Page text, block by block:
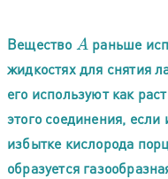
Вещество A раньше
жидкостях для снятия
его используют как
этого соединения,
избытке кислорода
образуется